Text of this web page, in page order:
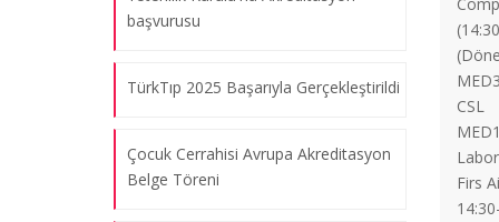
CSL
Firs
başvurusu
TürkTıp 2025 Başarıyla Gerçekleştirildi
Çocuk Cerrahisi Avrupa Akreditasyon
Belge Töreni